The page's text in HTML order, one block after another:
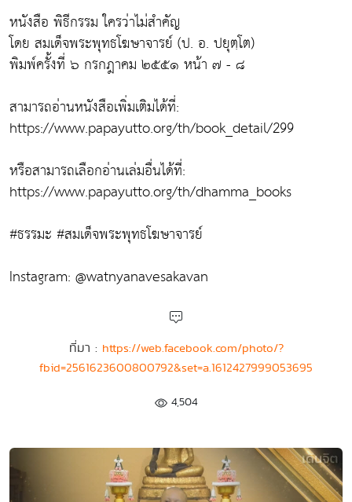
หนังสือ พิธีกรรม ใครว่าไม่สำคัญ
โดย สมเด็จพระพุทธโฆษาจารย์ (ป. อ. ปยุตฺโต)
พิมพ์ครั้งที่ ๖ กรกฎาคม ๒๕๕๑ หน้า ๗ - ๘
สามารถอ่านหนังสือเพิ่มเติมได้ที่:
https://www.papayutto.org/th/book_detail/299
หรือสามารถเลือกอ่านเล่มอื่นได้ที่:
https://www.papayutto.org/th/dhamma_books
#ธรรมะ #สมเด็จพระพุทธโฆษาจารย์
Instagram: @watnyanavesakavan
ที่มา : https://web.facebook.com/photo/?
fbid=2561623600800792&set=a.1612427999053695
4,504